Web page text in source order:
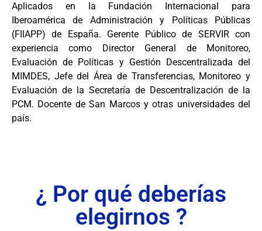
Aplicados en la Fundación Internacional para
Iberoamérica de Administración y Políticas Públicas
(FIIAPP) de España. Gerente Público de SERVIR con
experiencia como Director General de Monitoreo,
Evaluación de Políticas y Gestión Descentralizada del
MIMDES, Jefe del Área de Transferencias, Monitoreo y
Evaluación de la Secretaría de Descentralización de la
PCM. Docente de San Marcos y otras universidades del
país.
¿ Por qué deberías
elegirnos ?